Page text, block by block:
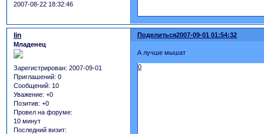
2007-08-22 18:32:46
Поделиться2007-09-01 01:54:32
lin
Младенец
Зарегистрирован: 2007-09-01
Приглашений: 0
Сообщений: 10
Уважение: +0
Позитив: +0
Провел на форуме:
10 минут
Последний визит:
А лучше мышат
0